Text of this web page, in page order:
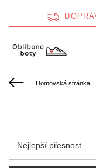
Domovská stránka
Zmień sortowanie
Nejlepší přesnost